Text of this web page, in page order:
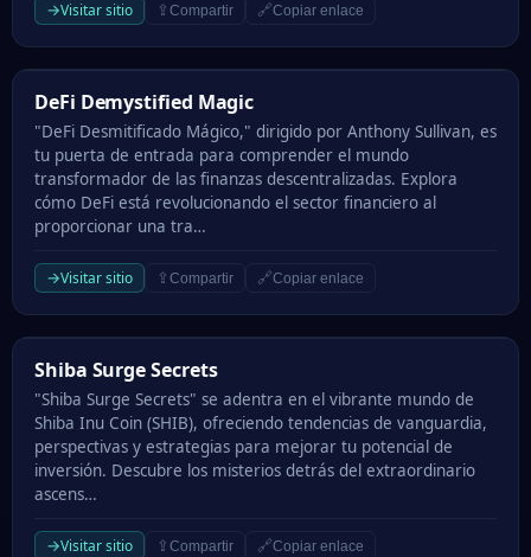
→Visitar sitio ⇪ Compartir 🔗Copiar enlace
DeFi Demystified Magic
DeFi Demystified Magic
"DeFi Desmitificado Mágico," dirigido por Anthony Sullivan, es
tu puerta de entrada para comprender el mundo
transformador de las finanzas descentralizadas. Explora
cómo DeFi está revolucionando el sector financiero al
proporcionar una tra…
→Visitar sitio ⇪ Compartir 🔗Copiar enlace
Shiba Surge Secrets
Shiba Surge Secrets
"Shiba Surge Secrets" se adentra en el vibrante mundo de
Shiba Inu Coin (SHIB), ofreciendo tendencias de vanguardia,
perspectivas y estrategias para mejorar tu potencial de
inversión. Descubre los misterios detrás del extraordinario
ascens…
→Visitar sitio ⇪ Compartir 🔗Copiar enlace